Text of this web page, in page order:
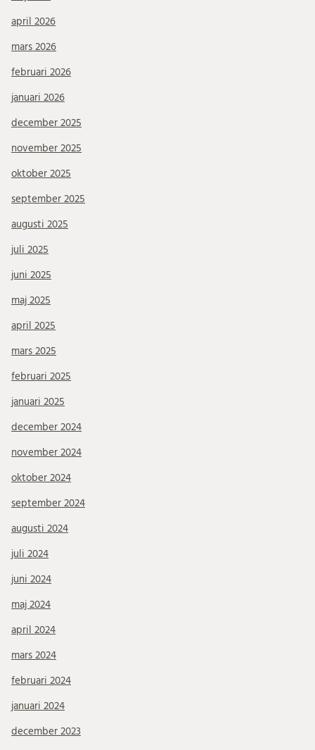
april 2026
mars 2026
februari 2026
januari 2026
december 2025
november 2025
oktober 2025
september 2025
augusti 2025
juli 2025
juni 2025
maj 2025
april 2025
mars 2025
februari 2025
januari 2025
december 2024
november 2024
oktober 2024
september 2024
augusti 2024
juli 2024
juni 2024
maj 2024
april 2024
mars 2024
februari 2024
januari 2024
december 2023